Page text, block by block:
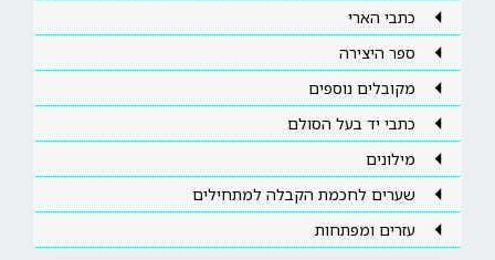
כתבי הארי
ספר היצירה
מקובלים נוספים
כתבי יד בעל הסולם
מילונים
שערים לחכמת הקבלה למתחילים
עזרים ומפתחות